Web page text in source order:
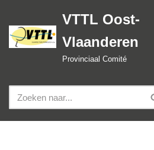
Spring
naar
VTTL Oost-
Vlaanderen
Provinciaal Comité